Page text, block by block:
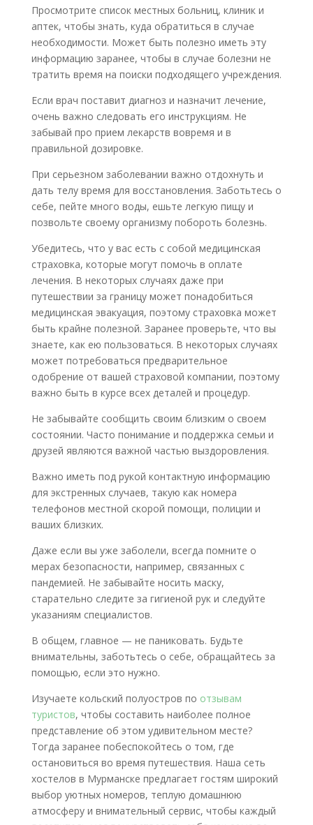
Просмотрите список местных больниц, клиник и
аптек, чтобы знать, куда обратиться в случае
необходимости. Может быть полезно иметь эту
информацию заранее, чтобы в случае болезни не
тратить время на поиски подходящего учреждения.
Если врач поставит диагноз и назначит лечение,
очень важно следовать его инструкциям. Не
забывай про прием лекарств вовремя и в
правильной дозировке.
При серьезном заболевании важно отдохнуть и
дать телу время для восстановления. Заботьтесь о
себе, пейте много воды, ешьте легкую пищу и
позвольте своему организму побороть болезнь.
Убедитесь, что у вас есть с собой медицинская
страховка, которые могут помочь в оплате
лечения. В некоторых случаях даже при
путешествии за границу может понадобиться
медицинская эвакуация, поэтому страховка может
быть крайне полезной. Заранее проверьте, что вы
знаете, как ею пользоваться. В некоторых случаях
может потребоваться предварительное
одобрение от вашей страховой компании, поэтому
важно быть в курсе всех деталей и процедур.
Не забывайте сообщить своим близким о своем
состоянии. Часто понимание и поддержка семьи и
друзей являются важной частью выздоровления.
Важно иметь под рукой контактную информацию
для экстренных случаев, такую как номера
телефонов местной скорой помощи, полиции и
ваших близких.
Даже если вы уже заболели, всегда помните о
мерах безопасности, например, связанных с
пандемией. Не забывайте носить маску,
старательно следите за гигиеной рук и следуйте
указаниям специалистов.
В общем, главное — не паниковать. Будьте
внимательны, заботьтесь о себе, обращайтесь за
помощью, если это нужно.
Изучаете кольский полуостров по отзывам
туристов, чтобы составить наиболее полное
представление об этом удивительном месте?
Тогда заранее побеспокойтесь о том, где
остановиться во время путешествия. Наша сеть
хостелов в Мурманске предлагает гостям широкий
выбор уютных номеров, теплую домашнюю
атмосферу и внимательный сервис, чтобы каждый